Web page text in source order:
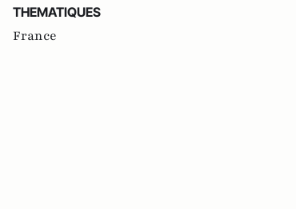
THEMATIQUES
France